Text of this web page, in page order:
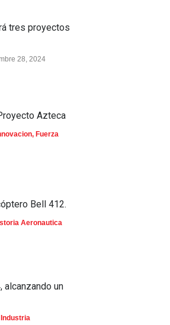
tres proyectos
28, 2024
Azteca
, Fuerza
Bell 412.
Aeronautica
alcanzando un
Industria